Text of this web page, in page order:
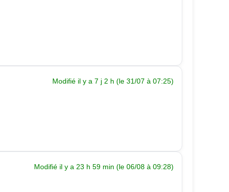
Modifié il y a 7 j 2 h (le 31/07 à 07:25)
Modifié il y a 23 h 59 min (le 06/08 à 09:28)